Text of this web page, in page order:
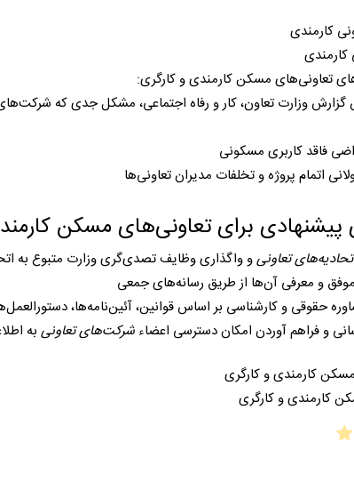
تعاونی‌های مسکن کارمندی و کارگری:
گزارش وزارت تعاون، کار و رفاه اجتماعی، مشکل جدی که
فاقد کاربری مسکونی
اتمام پروژه و تخلفات مدیران تعاونی‌ها
پیشنهادی برای تعاونی‌های مسکن
تعاونیو واگذاری وظایف تصدی‌گری وزارت متبوع به
و معرفی آن‌ها از طریق رسانه‌های جمعی
حقوقی و کارشناسی بر اساس قوانین، آئین‌نامه‌ها،
و فراهم آوردن امکان دسترسی اعضاء شرکت‌های تعاونیبه
کارمندی و کارگری